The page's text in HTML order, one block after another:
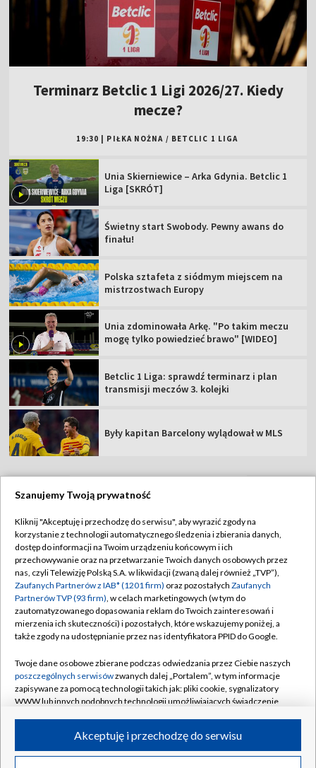
Terminarz Betclic 1 Ligi 2026/27. Kiedy
mecze?
19:30 PIŁKA NOŻNA / BETCLIC 1 LIGA
Unia Skierniewice – Arka Gdynia. Betclic 1
Liga [SKRÓT]
Świetny start Swobody. Pewny awans do
finału!
Polska sztafeta z siódmym miejscem na
mistrzostwach Europy
Unia zdominowała Arkę. "Po takim meczu
mogę tylko powiedzieć brawo" [WIDEO]
Betclic 1 Liga: sprawdź terminarz i plan
transmisji meczów 3. kolejki
Były kapitan Barcelony wylądował w MLS
Abonament TVP
Sklep TVP
Biuro Reklamy
Oferta Handlowa
Telegazeta ogłoszenia
Rada Programowa
Ogłoszenia przetargowe
Akademia Telewizyjna
Informacje o nadawcy
Regulamin TVP
Polityka prywatności
Moje zgody
Biuro reklamy
Kontakt
Kanały
©2026 Telewizja Polska Spółka Akcyjna w likwidacji
Szanujemy Twoją prywatność
Kliknij "Akceptuję i przechodzę do serwisu", aby wyrazić zgody na
korzystanie z technologii automatycznego śledzenia i zbierania danych,
dostęp do informacji na Twoim urządzeniu końcowym i ich
przechowywanie oraz na przetwarzanie Twoich danych osobowych przez
nas, czyli Telewizję Polską S.A. w likwidacji (zwaną dalej również „TVP”),
Zaufanych Partnerów z IAB* (1201 firm) oraz pozostałych Zaufanych
Partnerów TVP (93 firm), w celach marketingowych (w tym do
zautomatyzowanego dopasowania reklam do Twoich zainteresowań i
mierzenia ich skuteczności) i pozostałych, które wskazujemy poniżej, a
także zgody na udostępnianie przez nas identyfikatora PPID do Google.
Twoje dane osobowe zbierane podczas odwiedzania przez Ciebie naszych
poszczególnych serwisówzwanych dalej „Portalem”, w tym informacje
zapisywane za pomocą technologii takich jak: pliki cookie, sygnalizatory
WWW lub innych podobnych technologii umożliwiających świadczenie
ruchu w Internecie.Akceptuję i przechodzę do serwisu